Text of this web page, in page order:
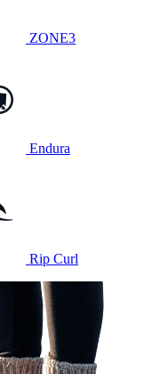
ZONE3
Endura
Rip Curl